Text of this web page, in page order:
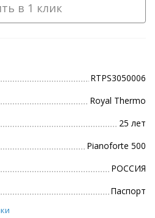
в 1 клик
RTPS3050006
Royal Thermo
25 лет
Pianoforte 500
РОССИЯ
Паспорт